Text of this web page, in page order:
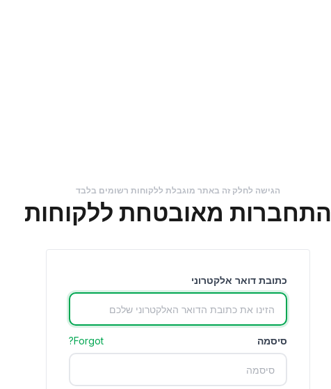
הגישה לחלק זה באתר מוגבלת ללקוחות רשומים בלבד
התחברות מאובטחת ללקוחות
כתובת דואר אלקטרוני
סיסמה Forgot?